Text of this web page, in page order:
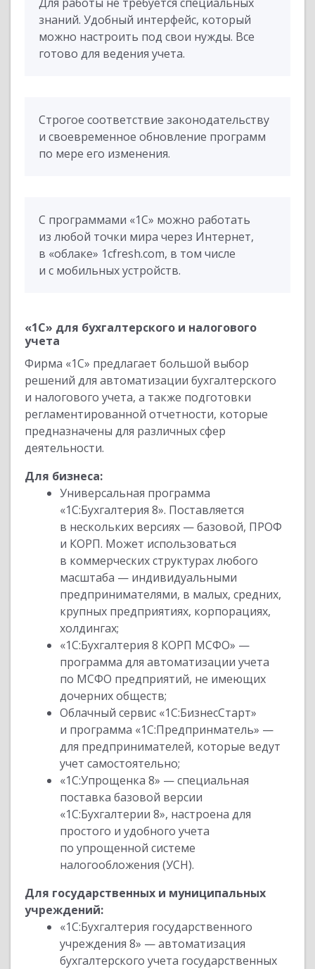
знаний. Удобный интерфейс, который
можно настроить под свои нужды. Все
готово для ведения учета.
Строгое соответствие законодательству
и своевременное обновление программ
по мере его изменения.
С программами «1С» можно работать
из любой точки мира через Интернет,
в «облаке» 1cfresh.com, в том числе
и с мобильных устройств.
«1С» для бухгалтерского и налогового
учета
Фирма «1С» предлагает большой выбор
решений для автоматизации бухгалтерского
и налогового учета, а также подготовки
регламентированной отчетности, которые
предназначены для различных сфер
деятельности.
Для бизнеса:
Универсальная программа
«1С:Бухгалтерия 8». Поставляется
в нескольких версиях — базовой, ПРОФ
и КОРП. Может использоваться
в коммерческих структурах любого
масштаба — индивидуальными
предпринимателями, в малых, средних,
крупных предприятиях, корпорациях,
холдингах;
«1С:Бухгалтерия 8 КОРП МСФО» —
программа для автоматизации учета
по МСФО предприятий, не имеющих
дочерних обществ;
Облачный сервис «1С:БизнесСтарт»
и программа «1С:Предпринматель» —
для предпринимателей, которые ведут
учет самостоятельно;
«1С:Упрощенка 8» — специальная
поставка базовой версии
«1С:Бухгалтерии 8», настроена для
простого и удобного учета
по упрощенной системе
налогообложения (УСН).
Для государственных и муниципальных
учреждений:
«1С:Бухгалтерия государственного
учреждения 8» — автоматизация
бухгалтерского учета государственных